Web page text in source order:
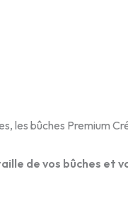
les bûches Premium
de vos bûches et